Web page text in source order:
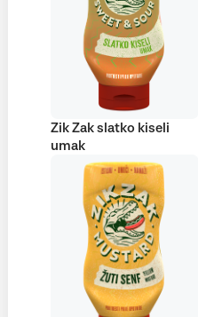
Zik Zak slatko kiseli
umak